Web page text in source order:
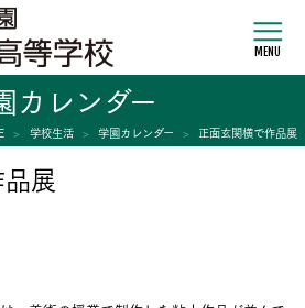
MENU
カレンダー
学校生活 学園カレンダー 正面玄関横で作品展
展